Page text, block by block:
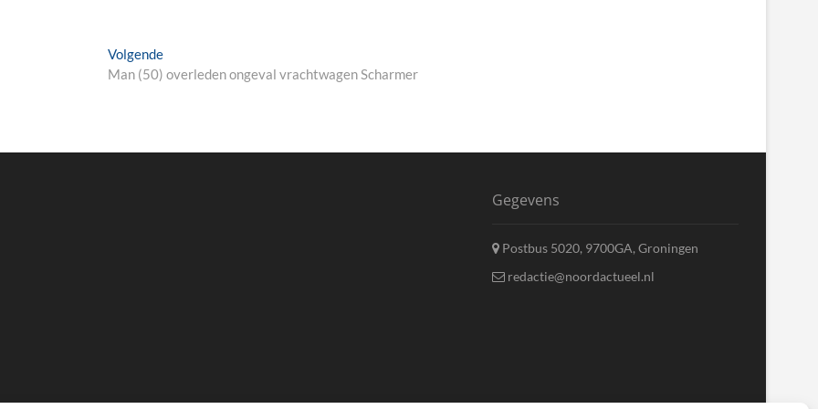
VolgendeNext
post:
Man (50) overleden ongeval vrachtwagen Scharmer
Gegevens
Postbus 5020, 9700GA, Groningen
redactie@noordactueel.nl